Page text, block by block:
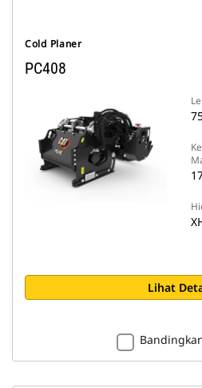
Cold Planer
PC408
Lihat